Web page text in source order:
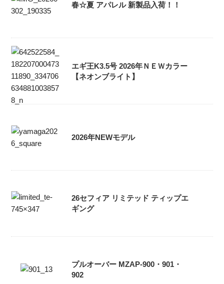
春☆夏 アパレル 新製品入荷！！
エギ王K3.5号 2026年ＮＥＷカラー
【ネオンブライト】
2026年NEWモデル
26セフィア リミテッド ティップエ
ギング
プルオーバー MZAP-900・901・
902